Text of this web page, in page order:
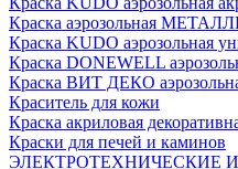
Краска аэрозольная
Краска KUDO аэрозольная
Краска DONEWELL
Краска ВИТ ДЕКО
Краситель для кожи
Краска акриловая
Краски для печей и каминов
ЭЛЕКТРОТЕХНИЧЕСКИЕ